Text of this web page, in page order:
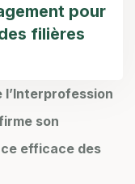
pour
filières
l’Interprofession
son
efficace des